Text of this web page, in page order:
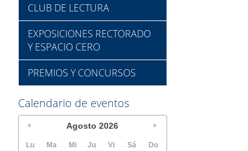
CLUB DE LECTURA
EXPOSICIONES RECTORADO
Y ESPACIO CERO
PREMIOS Y CONCURSOS
Calendario de eventos
Agosto 2026
Lu Ma Mi Ju Vi Sá Do